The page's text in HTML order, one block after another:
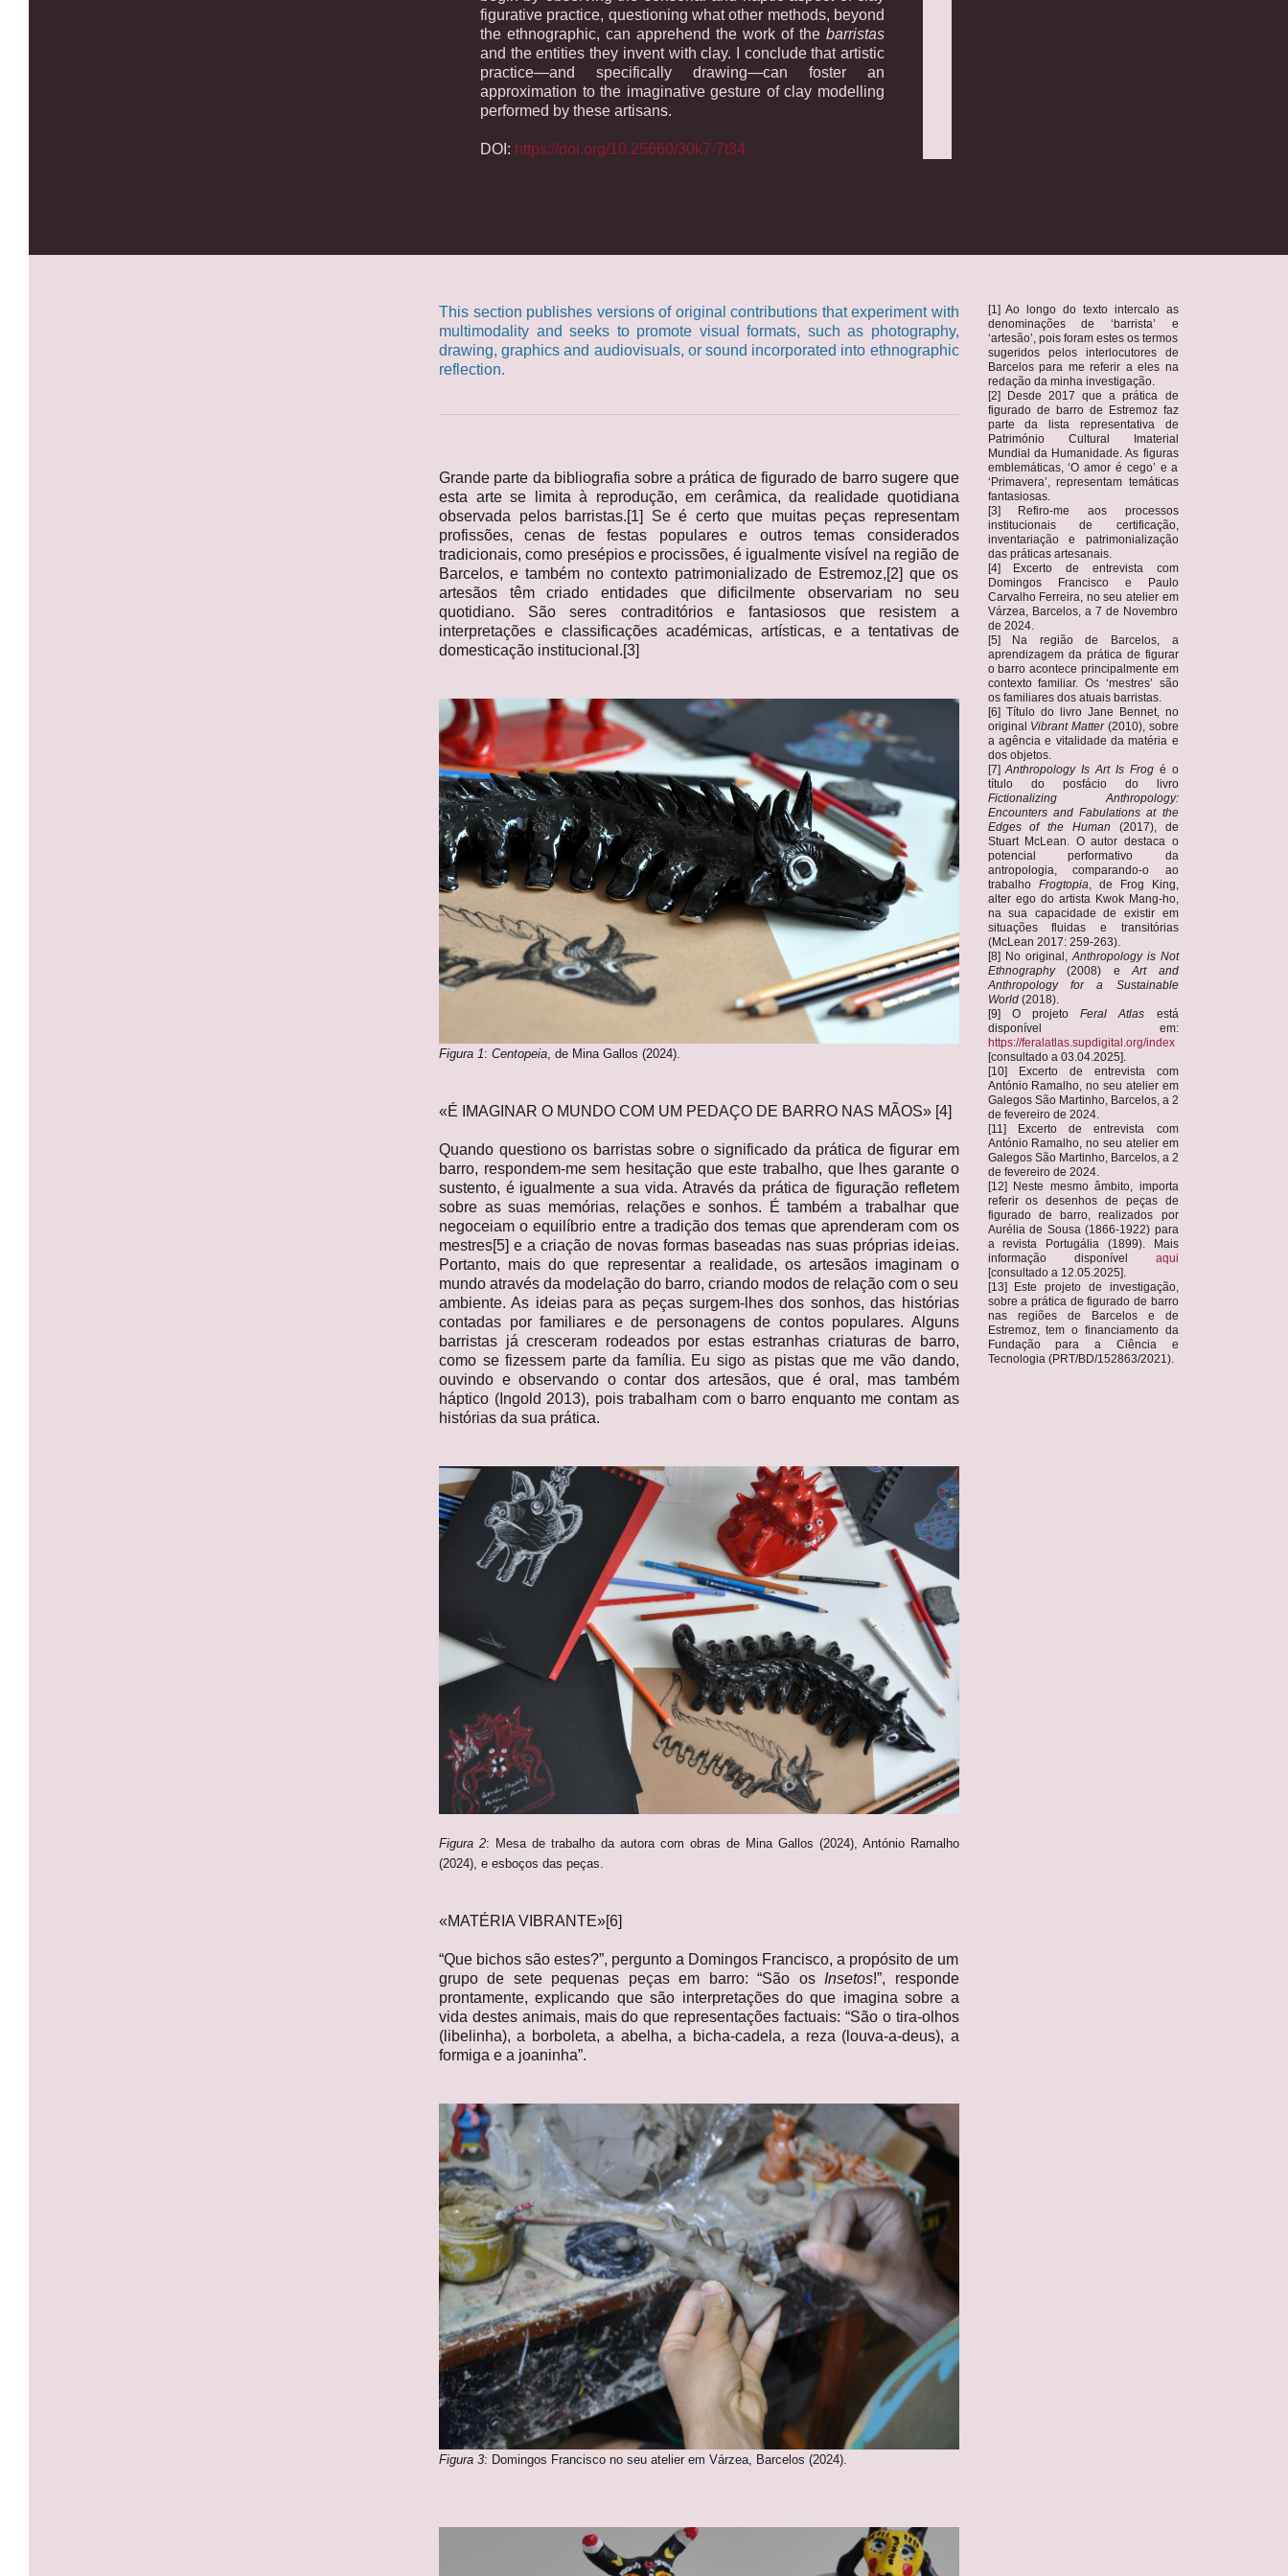
figurative practice, questioning what other methods, beyond
the ethnographic, can apprehend the work of the barristas
and the entities they invent with clay. I conclude that artistic
practice—and specifically drawing—can foster an
approximation to the imaginative gesture of clay modelling
performed by these artisans.
DOI: https://doi.org/10.25660/30k7-7t34
This section publishes versions of original contributions that experiment with
multimodality and seeks to promote visual formats, such as photography,
drawing, graphics and audiovisuals, or sound incorporated into ethnographic
reflection.
Grande parte da bibliografia sobre a prática de figurado de barro sugere que
esta arte se limita à reprodução, em cerâmica, da realidade quotidiana
observada pelos barristas.[1] Se é certo que muitas peças representam
profissões, cenas de festas populares e outros temas considerados
tradicionais, como presépios e procissões, é igualmente visível na região de
Barcelos, e também no contexto patrimonializado de Estremoz,[2] que os
artesãos têm criado entidades que dificilmente observariam no seu
quotidiano. São seres contraditórios e fantasiosos que resistem a
interpretações e classificações académicas, artísticas, e a tentativas de
domesticação institucional.[3]
Figura 1: Centopeia, de Mina Gallos (2024).
«É IMAGINAR O MUNDO COM UM PEDAÇO DE BARRO NAS MÃOS» [4]
Quando questiono os barristas sobre o significado da prática de figurar em
barro, respondem-me sem hesitação que este trabalho, que lhes garante o
sustento, é igualmente a sua vida. Através da prática de figuração refletem
sobre as suas memórias, relações e sonhos. É também a trabalhar que
negoceiam o equilíbrio entre a tradição dos temas que aprenderam com os
mestres[5] e a criação de novas formas baseadas nas suas próprias ideias.
Portanto, mais do que representar a realidade, os artesãos imaginam o
mundo através da modelação do barro, criando modos de relação com o seu
ambiente. As ideias para as peças surgem-lhes dos sonhos, das histórias
contadas por familiares e de personagens de contos populares. Alguns
barristas já cresceram rodeados por estas estranhas criaturas de barro,
como se fizessem parte da família. Eu sigo as pistas que me vão dando,
ouvindo e observando o contar dos artesãos, que é oral, mas também
háptico (Ingold 2013), pois trabalham com o barro enquanto me contam as
histórias da sua prática.
Figura 2: Mesa de trabalho da autora com obras de Mina Gallos (2024), António Ramalho
(2024), e esboços das peças.
«MATÉRIA VIBRANTE»[6]
“Que bichos são estes?”, pergunto a Domingos Francisco, a propósito de um
grupo de sete pequenas peças em barro: “São os Insetos!”, responde
prontamente, explicando que são interpretações do que imagina sobre a
vida destes animais, mais do que representações factuais: “São o tira-olhos
(libelinha), a borboleta, a abelha, a bicha-cadela, a reza (louva-a-deus), a
formiga e a joaninha”.
Figura 3: Domingos Francisco no seu atelier em Várzea, Barcelos (2024).
[1] Ao longo do texto intercalo as
denominações de ‘barrista’ e
‘artesão’, pois foram estes os termos
sugeridos pelos interlocutores de
Barcelos para me referir a eles na
redação da minha investigação.
[2] Desde 2017 que a prática de
figurado de barro de Estremoz faz
parte da lista representativa de
Património Cultural Imaterial
Mundial da Humanidade. As figuras
emblemáticas, ‘O amor é cego’ e a
‘Primavera’, representam temáticas
fantasiosas.
[3] Refiro-me aos processos
institucionais de certificação,
inventariação e patrimonialização
das práticas artesanais.
[4] Excerto de entrevista com
Domingos Francisco e Paulo
Carvalho Ferreira, no seu atelier em
Várzea, Barcelos, a 7 de Novembro
de 2024.
[5] Na região de Barcelos, a
aprendizagem da prática de figurar
o barro acontece principalmente em
contexto familiar. Os ‘mestres’ são
os familiares dos atuais barristas.
[6] Título do livro Jane Bennet, no
original Vibrant Matter(2010), sobre
a agência e vitalidade da matéria e
dos objetos.
[7] Anthropology Is Art Is Frogé o
título do posfácio do livro
Fictionalizing Anthropology:
Encounters and Fabulations at the
Edges of the Human (2017), de
Stuart McLean. O autor destaca o
potencial performativo da
antropologia, comparando-o ao
trabalho Frogtopia, de Frog King,
alter ego do artista Kwok Mang-ho,
na sua capacidade de existir em
situações fluidas e transitórias
(McLean 2017: 259-263).
[8] No original,Anthropology is Not
Ethnography(2008) eArt and
Anthropology for a Sustainable
World(2018).
[9] O projetoFeral Atlas está
disponível em:
https://feralatlas.supdigital.org/index
[consultado a 03.04.2025].
[10] Excerto de entrevista com
António Ramalho, no seu atelier em
Galegos São Martinho, Barcelos, a 2
de fevereiro de 2024.
[11] Excerto de entrevista com
António Ramalho, no seu atelier em
Galegos São Martinho, Barcelos, a 2
de fevereiro de 2024.
[12] Neste mesmo âmbito, importa
referir os desenhos de peças de
figurado de barro, realizados por
Aurélia de Sousa (1866-1922) para
a revista Portugália (1899). Mais
informação disponível aqui
[consultado a 12.05.2025].
[13] Este projeto de investigação,
sobre a prática de figurado de barro
nas regiões de Barcelos e de
Estremoz, tem o financiamento da
Fundação para a Ciência e
Tecnologia (PRT/BD/152863/2021).